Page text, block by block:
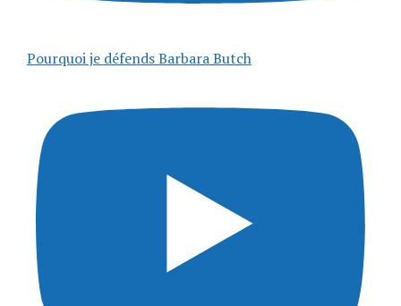
Pourquoi je défends Barbara Butch